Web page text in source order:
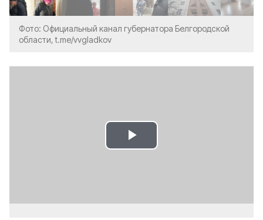
Фото: Официальный канал губернатора Белгородской
области, t.me/vvgladkov
Play